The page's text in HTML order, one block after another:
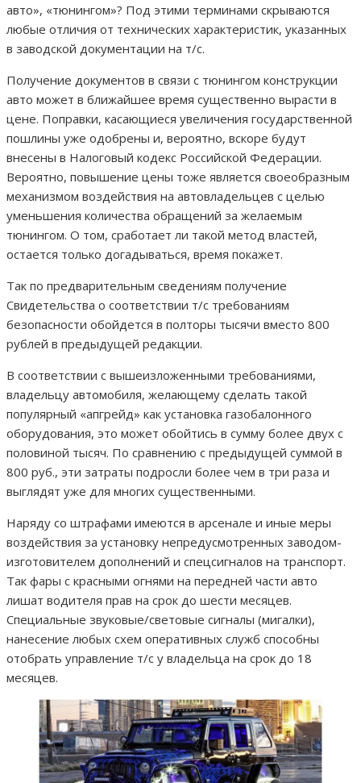
авто», «тюнингом»? Под этими терминами скрываются
любые отличия от технических характеристик, указанных
в заводской документации на т/с.
Получение документов в связи с тюнингом конструкции
авто может в ближайшее время существенно вырасти в
цене. Поправки, касающиеся увеличения государственной
пошлины уже одобрены и, вероятно, вскоре будут
внесены в Налоговый кодекс Российской Федерации.
Вероятно, повышение цены тоже является своеобразным
механизмом воздействия на автовладельцев с целью
уменьшения количества обращений за желаемым
тюнингом. О том, сработает ли такой метод властей,
остается только догадываться, время покажет.
Так по предварительным сведениям получение
Свидетельства о соответствии т/с требованиям
безопасности обойдется в полторы тысячи вместо 800
рублей в предыдущей редакции.
В соответствии с вышеизложенными требованиями,
владельцу автомобиля, желающему сделать такой
популярный «апгрейд» как установка газобалонного
оборудования, это может обойтись в сумму более двух с
половиной тысяч. По сравнению с предыдущей суммой в
800 руб., эти затраты подросли более чем в три раза и
выглядят уже для многих существенными.
Наряду со штрафами имеются в арсенале и иные меры
воздействия за установку непредусмотренных заводом-
изготовителем дополнений и спецсигналов на транспорт.
Так фары с красными огнями на передней части авто
лишат водителя прав на срок до шести месяцев.
Специальные звуковые/световые сигналы (мигалки),
нанесение любых схем оперативных служб способны
отобрать управление т/с у владельца на срок до 18
месяцев.